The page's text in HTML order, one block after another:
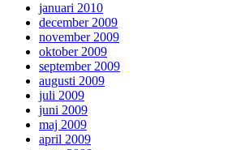
januari 2010
december 2009
november 2009
oktober 2009
september 2009
augusti 2009
juli 2009
juni 2009
maj 2009
april 2009